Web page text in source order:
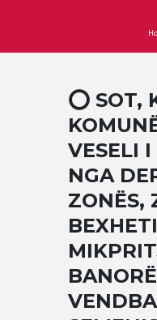
⭕ SOT,
VESELI I
NGA
ZONËS,